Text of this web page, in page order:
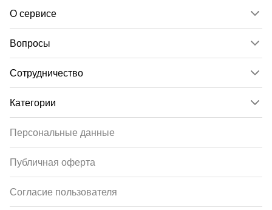
О сервисе
Вопросы
Сотрудничество
Категории
Персональные данные
Публичная оферта
Согласие пользователя